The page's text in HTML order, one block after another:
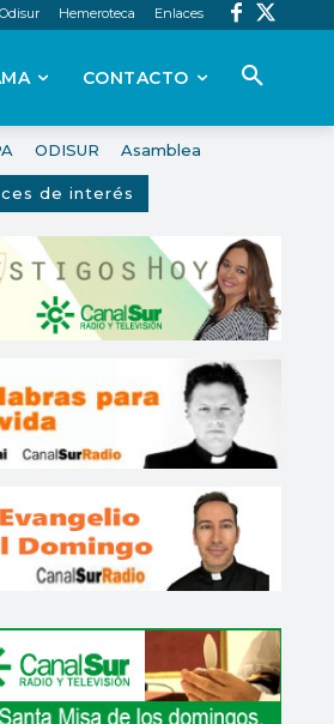
Hemeroteca Enlaces
CONTACTO
ODISUR Asamblea
de interés